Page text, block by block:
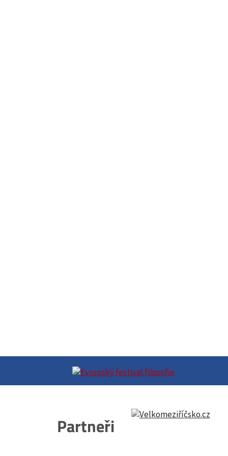
Partneři